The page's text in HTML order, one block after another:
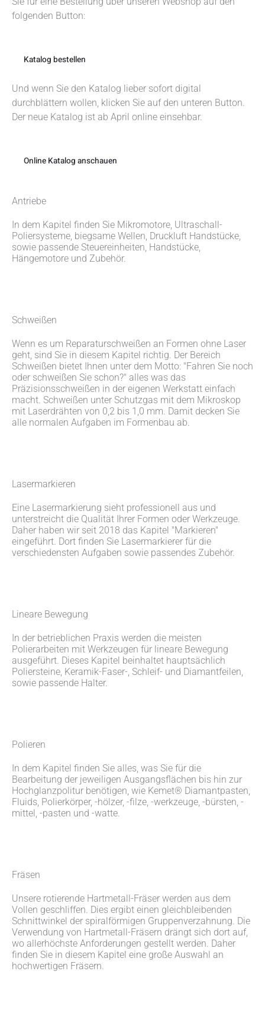
folgenden Button:
Katalog bestellen
Und wenn Sie den Katalog lieber sofort digital
durchblättern wollen, klicken Sie auf den unteren Button.
Der neue Katalog ist ab April online einsehbar.
Online Katalog anschauen
Antriebe
In dem Kapitel finden Sie Mikromotore, Ultraschall-
Poliersysteme, biegsame Wellen, Druckluft Handstücke,
sowie passende Steuereinheiten, Handstücke,
Hängemotore und Zubehör.
Schweißen
Wenn es um Reparaturschweißen an Formen ohne Laser
geht, sind Sie in diesem Kapitel richtig. Der Bereich
Schweißen bietet Ihnen unter dem Motto: "Fahren Sie noch
oder schweißen Sie schon?" alles was das
Präzisionsschweißen in der eigenen Werkstatt einfach
macht. Schweißen unter Schutzgas mit dem Mikroskop
mit Laserdrähten von 0,2 bis 1,0 mm. Damit decken Sie
alle normalen Aufgaben im Formenbau ab.
Lasermarkieren
Eine Lasermarkierung sieht professionell aus und
unterstreicht die Qualität Ihrer Formen oder Werkzeuge.
Daher haben wir seit 2018 das Kapitel "Markieren"
eingeführt. Dort finden Sie Lasermarkierer für die
verschiedensten Aufgaben sowie passendes Zubehör.
Lineare Bewegung
In der betrieblichen Praxis werden die meisten
Polierarbeiten mit Werkzeugen für lineare Bewegung
ausgeführt. Dieses Kapitel beinhaltet hauptsächlich
Poliersteine, Keramik-Faser-, Schleif- und Diamantfeilen,
sowie passende Halter.
Polieren
In dem Kapitel finden Sie alles, was Sie für die
Bearbeitung der jeweiligen Ausgangsflächen bis hin zur
Hochglanzpolitur benötigen, wie Kemet® Diamantpasten,
Fluids, Polierkörper, -hölzer, -filze, -werkzeuge, -bürsten, -
mittel, -pasten und -watte.
Fräsen
Unsere rotierende Hartmetall-Fräser werden aus dem
Vollen geschliffen. Dies ergibt einen gleichbleibenden
Schnittwinkel der spiralförmigen Gruppenverzahnung. Die
Verwendung von Hartmetall-Fräsern drängt sich dort auf,
wo allerhöchste Anforderungen gestellt werden. Daher
finden Sie in diesem Kapitel eine große Auswahl an
hochwertigen Fräsern.